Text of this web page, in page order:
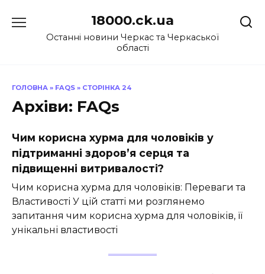
до
18000.ck.ua
Останні новини Черкас та Черкаської
області
ГОЛОВНА » FAQS » СТОРІНКА 24
Архіви: FAQs
Чим корисна хурма для чоловіків у
підтриманні здоров’я серця та
підвищенні витривалості?
Чим корисна хурма для чоловіків: Переваги та
Властивості У цій статті ми розглянемо
запитання чим корисна хурма для чоловіків, її
унікальні властивості